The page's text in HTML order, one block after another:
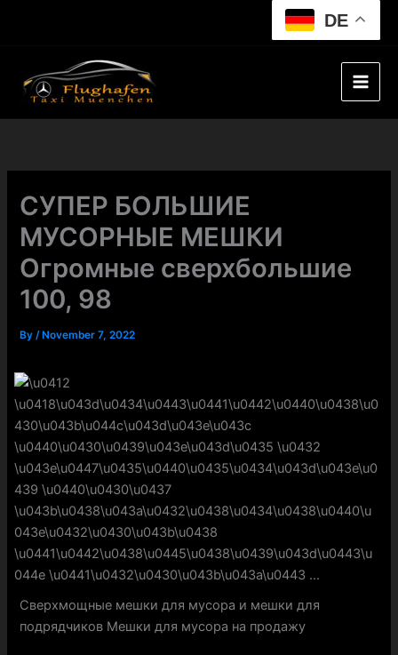
DE
СУПЕР БОЛЬШИЕ
МУСОРНЫЕ МЕШКИ
Огромные сверхбольшие
100, 98
By/ November 7, 2022
Сверхмощные мешки для мусора и мешки для
подрядчиков Мешки для мусора на продажу